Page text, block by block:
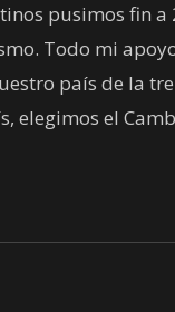
pusimos fin a
Todo mi
país de la
elegimos el